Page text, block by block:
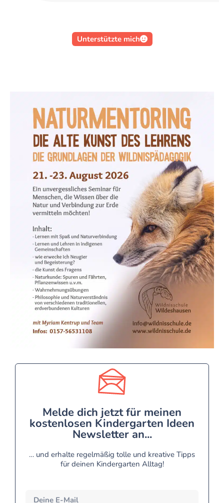
Unterstützte mich
Melde dich jetzt für meinen
kostenlosen Kindergarten Ideen
Newsletter an...
… und erhalte regelmäßig tolle und kreative Tipps
für deinen Kindergarten Alltag!